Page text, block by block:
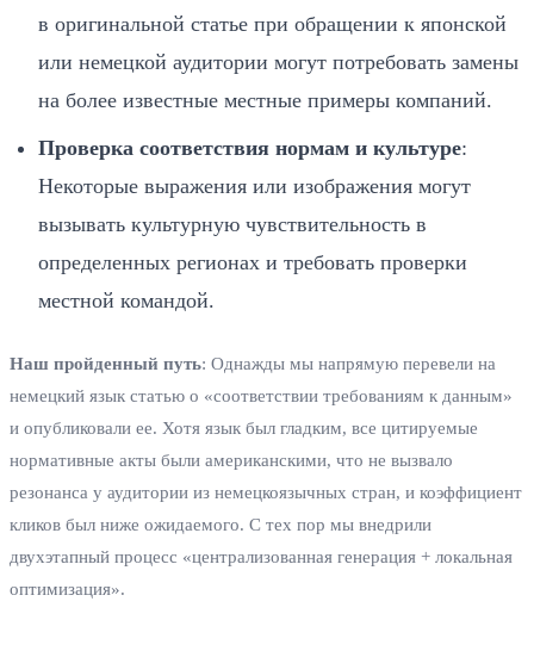
в оригинальной статье при обращении к японской
или немецкой аудитории могут потребовать замены
на более известные местные примеры компаний.
Проверка соответствия нормам и культуре:
Некоторые выражения или изображения могут
вызывать культурную чувствительность в
определенных регионах и требовать проверки
местной командой.
Наш пройденный путь: Однажды мы напрямую перевели на
немецкий язык статью о «соответствии требованиям к данным»
и опубликовали ее. Хотя язык был гладким, все цитируемые
нормативные акты были американскими, что не вызвало
резонанса у аудитории из немецкоязычных стран, и коэффициент
кликов был ниже ожидаемого. С тех пор мы внедрили
двухэтапный процесс «централизованная генерация + локальная
оптимизация».